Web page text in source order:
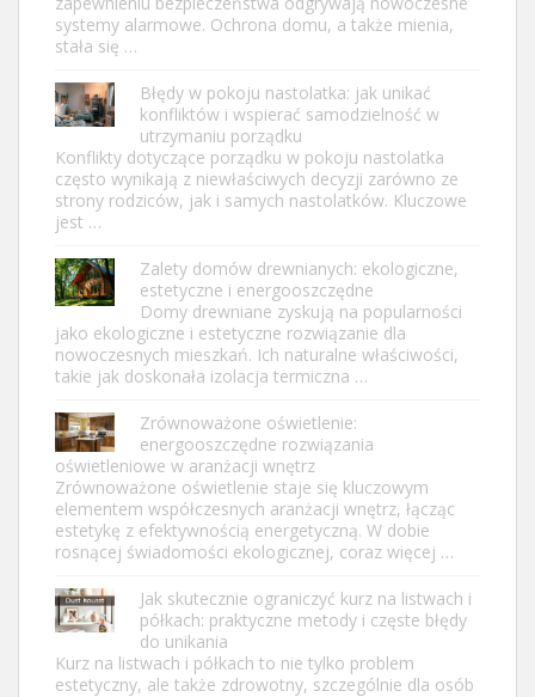
systemy alarmowe. Ochrona domu, a także mienia,
stała się …
Błędy w pokoju nastolatka: jak unikać
konfliktów i wspierać samodzielność w
utrzymaniu porządku
Konflikty dotyczące porządku w pokoju nastolatka
często wynikają z niewłaściwych decyzji zarówno ze
strony rodziców, jak i samych nastolatków. Kluczowe
jest …
Zalety domów drewnianych: ekologiczne,
estetyczne i energooszczędne
Domy drewniane zyskują na popularności
jako ekologiczne i estetyczne rozwiązanie dla
nowoczesnych mieszkań. Ich naturalne właściwości,
takie jak doskonała izolacja termiczna …
Zrównoważone oświetlenie:
energooszczędne rozwiązania
oświetleniowe w aranżacji wnętrz
Zrównoważone oświetlenie staje się kluczowym
elementem współczesnych aranżacji wnętrz, łącząc
estetykę z efektywnością energetyczną. W dobie
rosnącej świadomości ekologicznej, coraz więcej …
Jak skutecznie ograniczyć kurz na listwach i
półkach: praktyczne metody i częste błędy
do unikania
Kurz na listwach i półkach to nie tylko problem
estetyczny, ale także zdrowotny, szczególnie dla osób